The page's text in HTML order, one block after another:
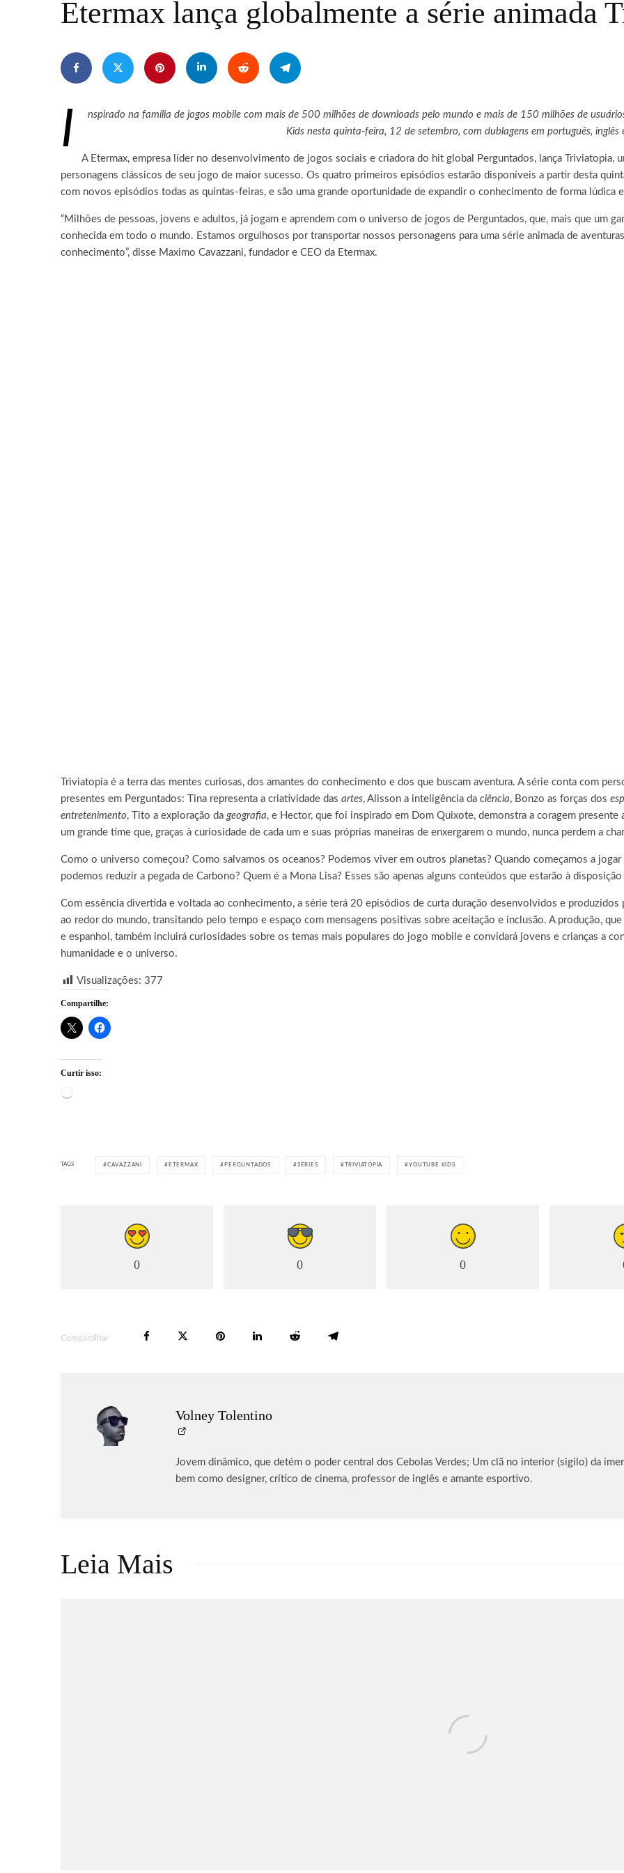
Etermax lança globalmente a série animada
I
nspirado na família de jogos mobile com mais de 500 milhões de downloads pelo mundo e mais de 150 milhões de
Kids nesta quinta-feira, 12 de setembro, com dublagens em português, inglês
A Etermax, empresa líder no desenvolvimento de jogos sociais e criadora do hit global Perguntados, lança Triviatopia,
personagens clássicos de seu jogo de maior sucesso. Os quatro primeiros episódios estarão disponíveis a partir desta
com novos episódios todas as quintas-feiras, e são uma grande oportunidade de expandir o conhecimento de forma lúdica
“Milhões de pessoas, jovens e adultos, já jogam e aprendem com o universo de jogos de Perguntados, que, mais que um
conhecida em todo o mundo. Estamos orgulhosos por transportar nossos personagens para uma série animada de
conhecimento”, disse Maximo Cavazzani, fundador e CEO da Etermax.
Triviatopia é a terra das mentes curiosas, dos amantes do conhecimento e dos que buscam aventura. A série conta com
presentes em Perguntados: Tina representa a criatividade das artes, Alisson a inteligência da ciência, Bonzo as forças dos
entretenimento, Tito a exploração da geografia, e Hector, que foi inspirado em Dom Quixote, demonstra a coragem presente
um grande time que, graças à curiosidade de cada um e suas próprias maneiras de enxergarem o mundo, nunca perdem a
Como o universo começou? Como salvamos os oceanos? Podemos viver em outros planetas? Quando começamos a
podemos reduzir a pegada de Carbono? Quem é a Mona Lisa? Esses são apenas alguns conteúdos que estarão à
Com essência divertida e voltada ao conhecimento, a série terá 20 episódios de curta duração desenvolvidos e produzidos
ao redor do mundo, transitando pelo tempo e espaço com mensagens positivas sobre aceitação e inclusão. A produção,
e espanhol, também incluirá curiosidades sobre os temas mais populares do jogo mobile e convidará jovens e crianças a
humanidade e o universo.
Visualizações: 377
Compartilhe:
Curtir isso:
TAGS CAVAZZANI ETERMAX PERGUNTADOS SÉRIES TRIVIATOPIA YOUTUBE KIDS
0 0 0
Compartilhar
Volney Tolentino
Jovem dinâmico, que detém o poder central dos Cebolas Verdes; Um clã no interior (sigilo) da
bem como designer, crítico de cinema, professor de inglês e amante esportivo.
Leia Mais